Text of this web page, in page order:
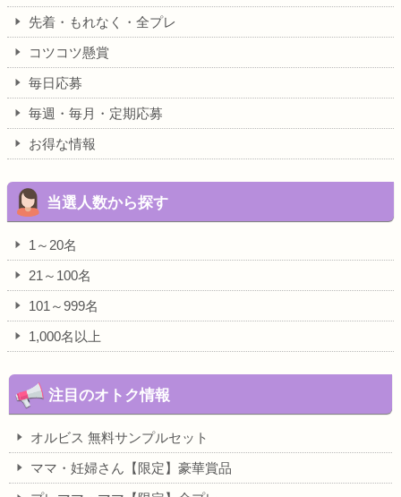
先着・もれなく・全プレ
コツコツ懸賞
毎日応募
毎週・毎月・定期応募
お得な情報
当選人数から探す
1～20名
21～100名
101～999名
1,000名以上
注目のオトク情報
オルビス 無料サンプルセット
ママ・妊婦さん【限定】豪華賞品